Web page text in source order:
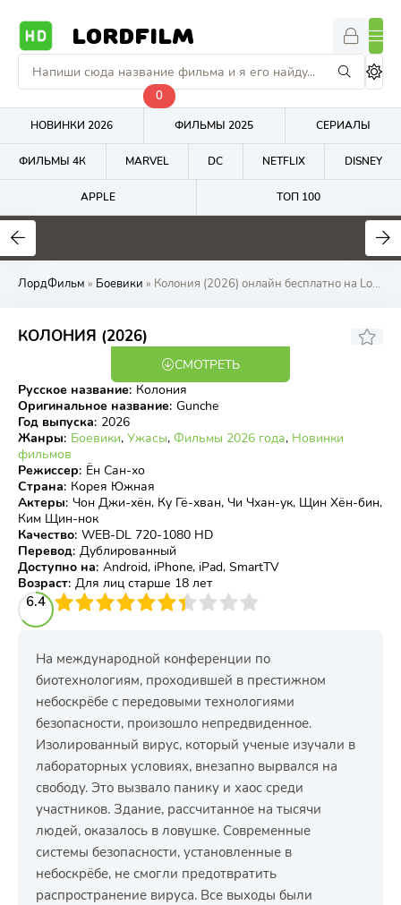
LORDFILM
НОВИНКИ 2026
0
ФИЛЬМЫ 2025 СЕРИАЛЫ
ФИЛЬМЫ 4К MARVEL DC NETFLIX DISNEY
APPLE ТОП 100
7.4
ЛордФильм » Боевики » Колония (2026) онлайн бесплатно на LordFilm
КОЛОНИЯ (2026)
СМОТРЕТЬ
Русское название: Колония
Оригинальное название: Gunche
Год выпуска: 2026
Жанры: Боевики, Ужасы, Фильмы 2026 года, Новинки
фильмов
Режиссер: Ён Сан-хо
Страна: Корея Южная
Актеры: Чон Джи-хён, Ку Гё-хван, Чи Чхан-ук, Щин Хён-бин,
Ким Щин-нок
Качество: WEB-DL 720-1080 HD
Перевод: Дублированный
Доступно на: Android, iPhone, iPad, SmartTV
Возраст: Для лиц старше 18 лет
6.4
4 5 6 7 8 9 10
На международной конференции по
биотехнологиям, проходившей в престижном
небоскрёбе с передовыми технологиями
безопасности, произошло непредвиденное.
Изолированный вирус, который ученые изучали в
лабораторных условиях, внезапно вырвался на
свободу. Это вызвало панику и хаос среди
участников. Здание, рассчитанное на тысячи
людей, оказалось в ловушке. Современные
системы безопасности, установленные в
небоскрёбе, не смогли предотвратить
распространение вируса. Все выходы были